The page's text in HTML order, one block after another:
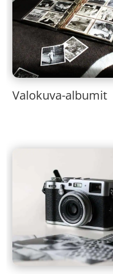
Valokuva-albumit